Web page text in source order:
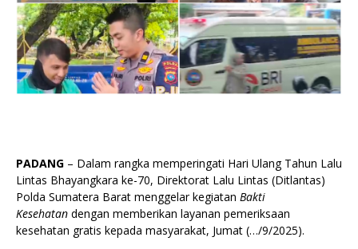
PADANG – Dalam rangka memperingati Hari Ulang Tahun Lalu
Lintas Bhayangkara ke-70, Direktorat Lalu Lintas (Ditlantas)
Polda Sumatera Barat menggelar kegiatan Bakti
Kesehatan dengan memberikan layanan pemeriksaan
kesehatan gratis kepada masyarakat, Jumat (…/9/2025).